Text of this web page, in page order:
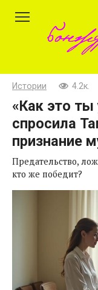
Истории 4.2к.
«Как это
спросила
признание
Предательство,
кто же победит?